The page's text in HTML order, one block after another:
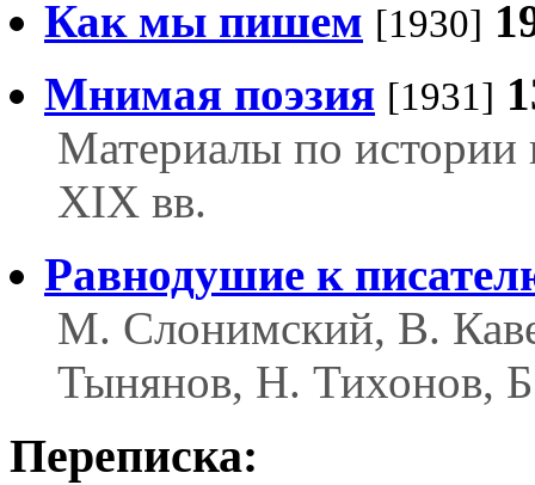
Как мы пишем [1930]
Мнимая поэзия [1931]
Материалы по
XIX вв.
Равнодушие к
М. Слонимский, В.
Тынянов, Н. Тихонов,
Переписка: